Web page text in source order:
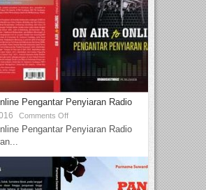
Pengantar Penyiaran Radio
Comments Off
Pengantar Penyiaran Radio